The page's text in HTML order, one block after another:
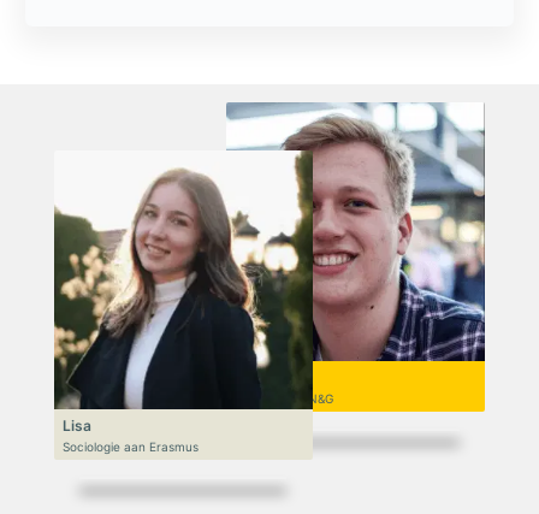
Niek
VWO 6, N&T/N&G
Lisa
Sociologie aan Erasmus